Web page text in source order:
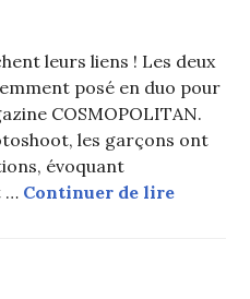
leurs liens ! Les deux
posé en duo pour
COSMOPOLITAN.
les garçons ont
évoquant
… Continuer de lireNCT :